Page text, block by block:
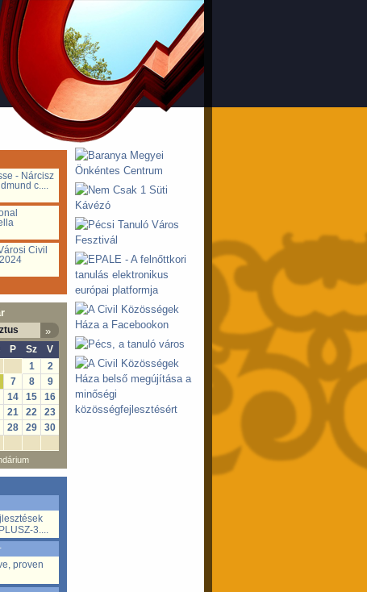
- Nárcisz
c....
Civil
»
P Sz
V
1
2
7 8
9
14 15
16
21 22
23
28 29
30
3....
proven